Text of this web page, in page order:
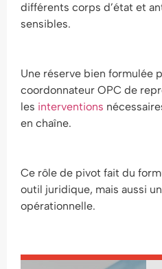
différents corps d’état et
sensibles.
Une réserve bien formulée
coordonnateur OPC de
les interventions
en chaîne.
Ce rôle de pivot fait du
outil juridique, mais aussi
opérationnelle.